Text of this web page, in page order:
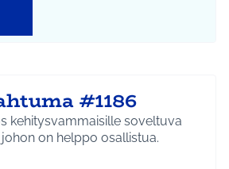
#1186
kehitysvammaisille soveltuva
on helppo osallistua.